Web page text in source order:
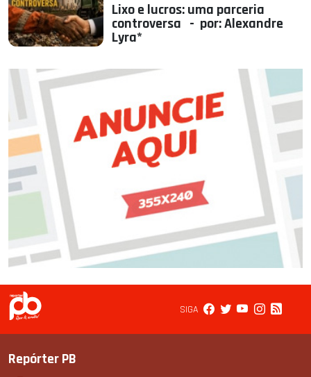
Lixo e lucros: uma parceria
controversa - por: Alexandre
Lyra*
SIGA
Repórter PB